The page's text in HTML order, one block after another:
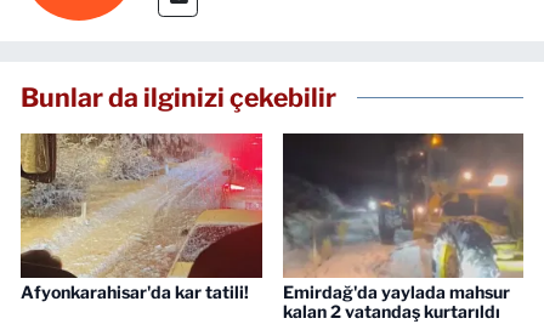
Bunlar da ilginizi çekebilir
Afyonkarahisar'da kar tatili!
Emirdağ'da yaylada mahsur
kalan 2 vatandaş kurtarıldı